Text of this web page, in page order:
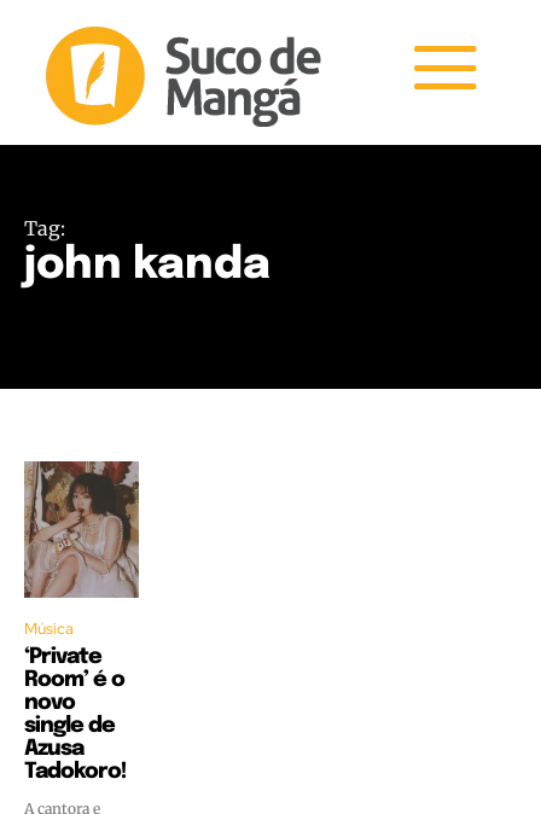
Tag:
john kanda
Música
‘Private
Room’ é o
novo
single de
Azusa
Tadokoro!
A cantora e